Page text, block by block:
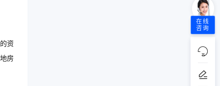
资
房
在线
咨询